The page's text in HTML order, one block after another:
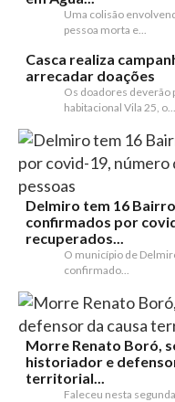
Uma colisão
pessoa morta e...
Casca realiza
arrecadar doações
Os doadores deverão
habitacional Vila 25, o...
Delmiro tem 16
confirmados por
recuperados...
O município de
confirmado...
Morre Renato Boró,
historiador e
territorial...
Faleceu nesta